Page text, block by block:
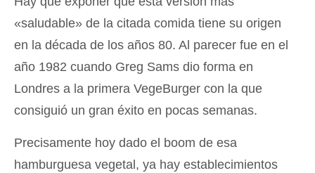
«saludable» de la citada comida tiene su origen
en la década de los años 80. Al parecer fue en el
año 1982 cuando Greg Sams dio forma en
Londres a la primera VegeBurger con la que
consiguió un gran éxito en pocas semanas.
Precisamente hoy dado el boom de esa
hamburguesa vegetal, ya hay establecimientos